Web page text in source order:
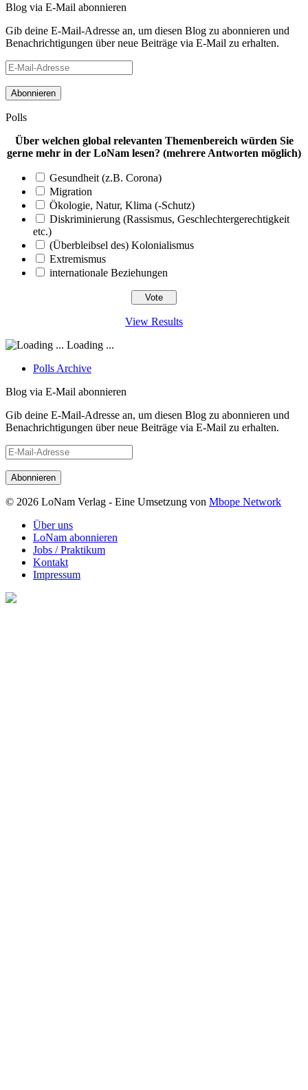
Blog via E-Mail abonnieren
Gib deine E-Mail-Adresse an, um diesen Blog zu abonnieren und
Benachrichtigungen über neue Beiträge via E-Mail zu erhalten.
E-
Mail-
Adresse
Polls
Über welchen global relevanten Themenbereich würden Sie
gerne mehr in der LoNam lesen? (mehrere Antworten möglich)
Gesundheit (z.B. Corona)
Migration
Ökologie, Natur, Klima (-Schutz)
Diskriminierung (Rassismus, Geschlechtergerechtigkeit
etc.)
(Überbleibsel des) Kolonialismus
Extremismus
internationale Beziehungen
View Results
Loading ...
Polls Archive
Blog via E-Mail abonnieren
Gib deine E-Mail-Adresse an, um diesen Blog zu abonnieren und
Benachrichtigungen über neue Beiträge via E-Mail zu erhalten.
E-
Mail-
Adresse
© 2026 LoNam Verlag - Eine Umsetzung von Mbope Network
Über uns
LoNam abonnieren
Jobs / Praktikum
Kontakt
Impressum